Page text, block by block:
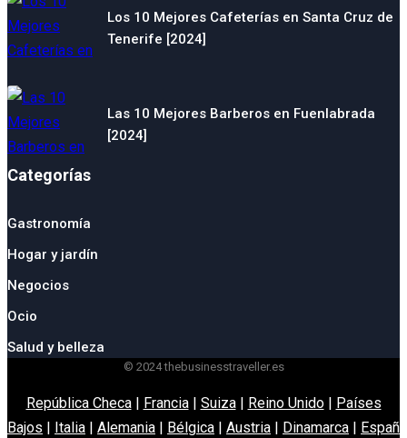
Los 10 Mejores Cafeterías en Santa Cruz de
Tenerife [2024]
Las 10 Mejores Barberos en Fuenlabrada
[2024]
Categorías
Gastronomía
Hogar y jardín
Negocios
Ocio
Salud y belleza
© 2024 thebusinesstraveller.es
República Checa| Francia| Suiza| Reino Unido| Países
Bajos | Italia | Alemania | Bélgica | Austria | Dinamarca | España